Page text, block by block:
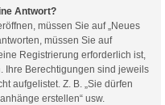
Antwort?
müssen Sie auf „Neues
müssen Sie auf
Registrierung erforderlich ist,
Ihre Berechtigungen sind jeweils
aufgelistet. Z. B. „Sie dürfen
erstellen“ usw.